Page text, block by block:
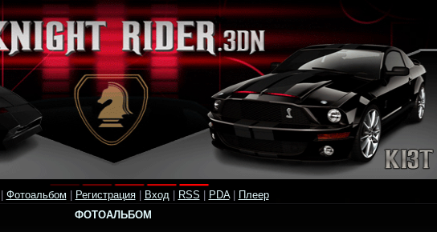
Фотоальбом Регистрация| Вход| RSS PDA| Плеер
ФОТОАЛЬБОМ